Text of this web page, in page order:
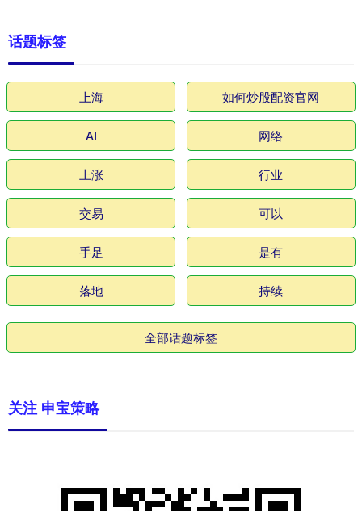
话题标签
上海 如何炒股配资官网
AI 网络
上涨 行业
交易 可以
手足 是有
落地 持续
全部话题标签
关注 申宝策略